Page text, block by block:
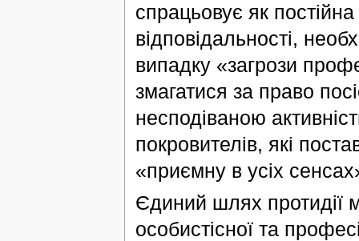
спрацьовує як постійна
відповідальності,
випадку «загрози
змагатися за право
несподіваною
покровителів, які
«приємну в усіх
Єдиний шлях протидії
особистісної та